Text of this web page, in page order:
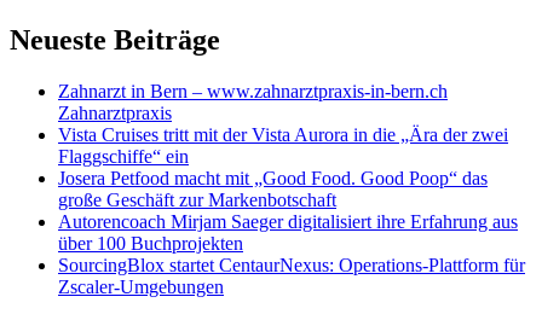
Neueste Beiträge
Zahnarzt in Bern – www.zahnarztpraxis-in-bern.ch
Zahnarztpraxis
Vista Cruises tritt mit der Vista Aurora in die „Ära der zwei
Flaggschiffe“ ein
Josera Petfood macht mit „Good Food. Good Poop“ das
große Geschäft zur Markenbotschaft
Autorencoach Mirjam Saeger digitalisiert ihre Erfahrung aus
über 100 Buchprojekten
SourcingBlox startet CentaurNexus: Operations-Plattform für
Zscaler-Umgebungen